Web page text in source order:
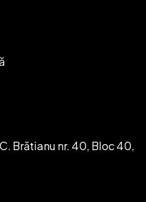
Brătianu nr. 40, Bloc 40,